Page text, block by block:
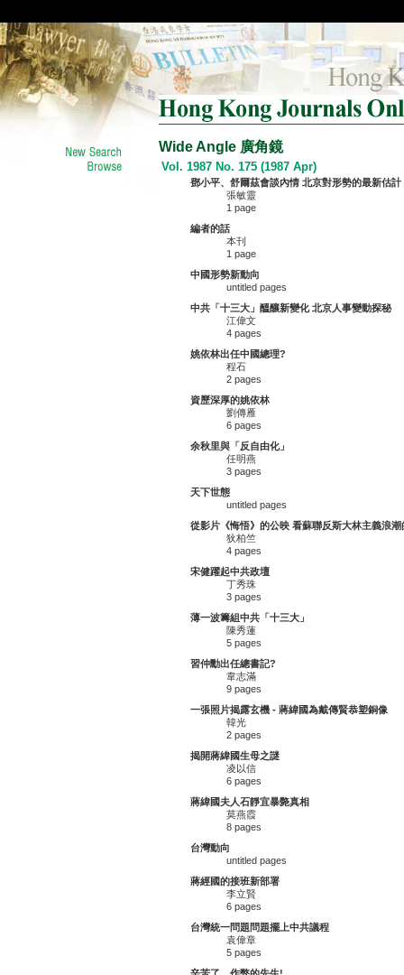
Wide Angle 廣角鏡
Vol. 1987 No. 175 (1987 Apr)
鄧小平、舒爾茲會談內情 北京對形勢的最新估計
張敏靈
1 page
編者的話
本刊
1 page
中國形勢新動向
untitled pages
中共「十三大」醞釀新變化 北京人事變動探秘
江偉文
4 pages
姚依林出任中國總理?
程石
2 pages
資歷深厚的姚依林
劉傳雁
6 pages
余秋里與「反自由化」
任明燕
3 pages
天下世態
untitled pages
從影片《悔悟》的公映 看蘇聯反斯大林主義浪潮
狄柏竺
4 pages
宋健躍起中共政壇
丁秀珠
3 pages
薄一波籌組中共「十三大」
陳秀蓮
5 pages
習仲勳出任總書記?
韋志滿
9 pages
一張照片揭露玄機 - 蔣緯國為戴傳賢恭塑銅像
韓光
2 pages
揭開蔣緯國生母之謎
凌以信
6 pages
蔣緯國夫人石靜宜暴斃真相
莫燕霞
8 pages
台灣動向
untitled pages
蔣經國的接班新部署
李立賢
6 pages
台灣統一問題問題擺上中共議程
袁偉章
5 pages